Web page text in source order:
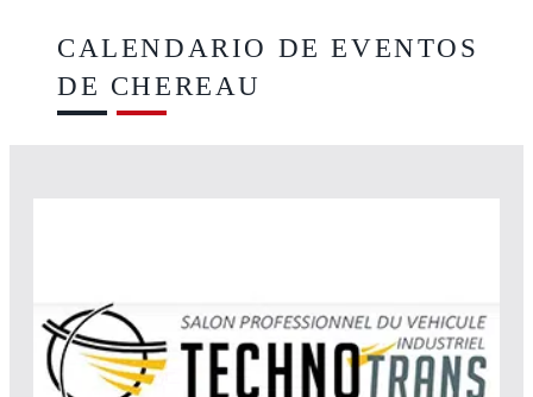
CALENDARIO DE EVENTOS
DE CHEREAU